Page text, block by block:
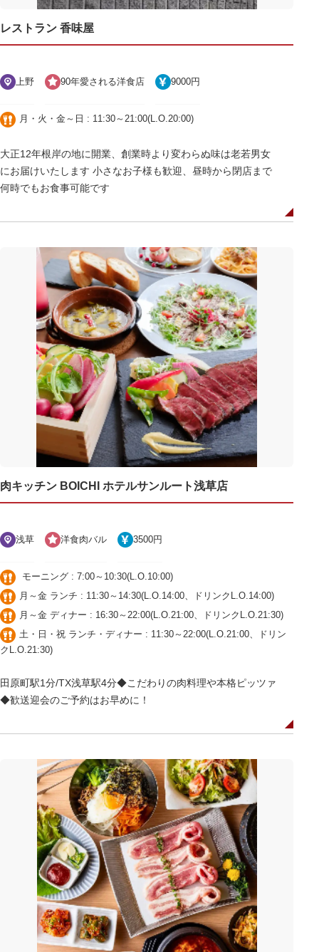
レストラン 香味屋
上野 90年愛される洋食店 9000円
月・火・金～日 : 11:30～21:00(L.O.20:00)
大正12年根岸の地に開業、創業時より変わらぬ味は老若男女
にお届けいたします 小さなお子様も歓迎、昼時から閉店まで
何時でもお食事可能です
肉キッチン BOICHI ホテルサンルート浅草店
浅草 洋食肉バル 3500円
モーニング : 7:00～10:30(L.O.10:00)
月～金 ランチ : 11:30～14:30(L.O.14:00、ドリンクL.O.14:00)
月～金 ディナー : 16:30～22:00(L.O.21:00、ドリンクL.O.21:30)
土・日・祝 ランチ・ディナー : 11:30～22:00(L.O.21:00、ドリン
クL.O.21:30)
田原町駅1分/TX浅草駅4分◆こだわりの肉料理や本格ピッツァ
◆歓送迎会のご予約はお早めに！